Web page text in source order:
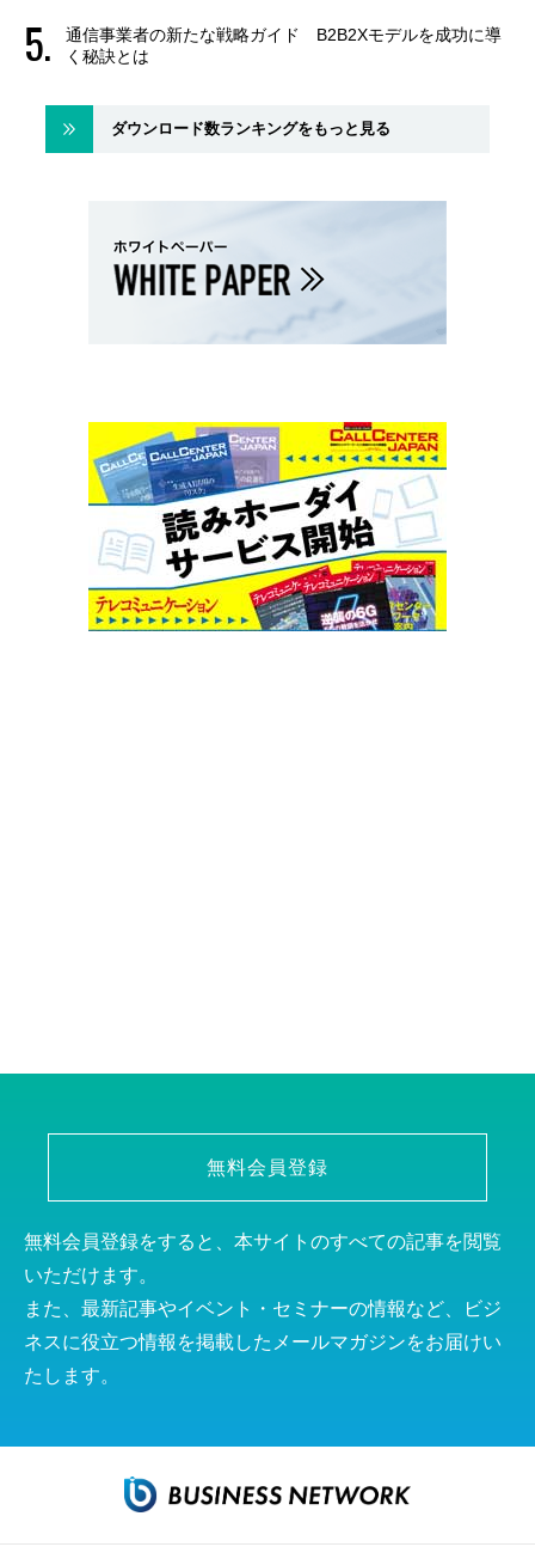
通信事業者の新たな戦略ガイド B2B2Xモデルを成功に導
く秘訣とは
ダウンロード数ランキングをもっと見る
無料会員登録
無料会員登録をすると、本サイトのすべての記事を閲覧
いただけます。
また、最新記事やイベント・セミナーの情報など、ビジ
ネスに役立つ情報を掲載したメールマガジンをお届けい
たします。